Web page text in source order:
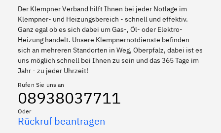
Der Klempner Verband hilft Ihnen bei jeder Notlage im
Klempner- und Heizungsbereich - schnell und effektiv.
Ganz egal ob es sich dabei um Gas-, Öl- oder Elektro-
Heizung handelt. Unsere Klempnernotdienste befinden
sich an mehreren Standorten in Weg, Oberpfalz, dabei ist es
uns möglich schnell bei Ihnen zu sein und das 365 Tage im
Jahr - zu jeder Uhrzeit!
Rufen Sie uns an
08938037711
Oder
Rückruf beantragen